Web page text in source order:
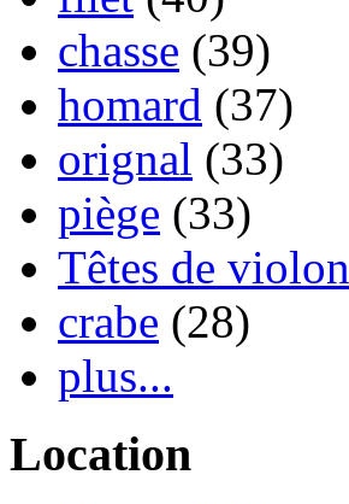
chasse (39)
homard (37)
orignal (33)
piège (33)
Têtes de violon
crabe (28)
plus...
Location